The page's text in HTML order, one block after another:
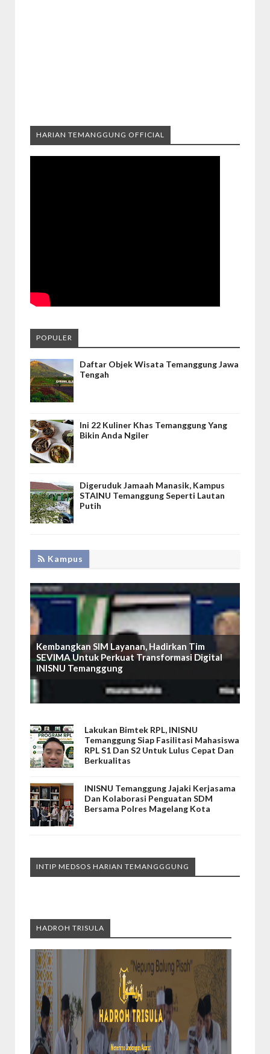
HARIAN TEMANGGUNG OFFICIAL
POPULER
Daftar Objek Wisata Temanggung Jawa
Tengah
Ini 22 Kuliner Khas Temanggung Yang
Bikin Anda Ngiler
Digeruduk Jamaah Manasik, Kampus
STAINU Temanggung Seperti Lautan
Putih
Kampus
Kembangkan SIM Layanan, Hadirkan Tim
SEVIMA Untuk Perkuat Transformasi Digital
INISNU Temanggung
Lakukan Bimtek RPL, INISNU
Temanggung Siap Fasilitasi Mahasiswa
RPL S1 Dan S2 Untuk Lulus Cepat Dan
Berkualitas
INISNU Temanggung Jajaki Kerjasama
Dan Kolaborasi Penguatan SDM
Bersama Polres Magelang Kota
INTIP MEDSOS HARIAN TEMANGGGUNG
HADROH TRISULA